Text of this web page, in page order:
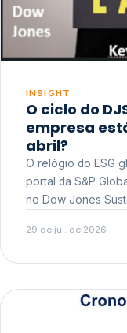
INSIGHT
O ciclo do
empresa
abril?
O relógio do ESG global não
portal da S&P
no Dow Jones
29 de jul. de 2026